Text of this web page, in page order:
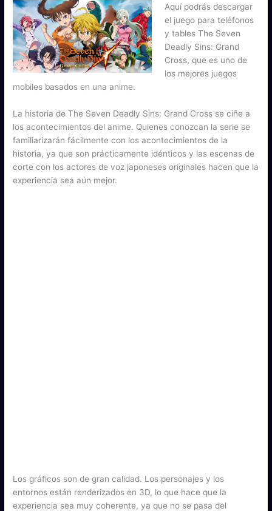
Aquí podrás descargar
el juego para teléfonos
y tables The Seven
Deadly Sins: Grand
Cross, que es uno de
los mejores juegos
mobiles basados en una anime.
La historia de The Seven Deadly Sins: Grand Cross se ciñe a
los acontecimientos del anime. Quienes conozcan la serie se
familiarizarán fácilmente con los acontecimientos de la
historia, ya que son prácticamente idénticos y las escenas de
corte con los actores de voz japoneses originales hacen que la
experiencia sea aún mejor.
Los gráficos son de gran calidad. Los personajes y los
entornos están renderizados en 3D, lo que hace que la
experiencia sea muy coherente, ya que no se pasa del